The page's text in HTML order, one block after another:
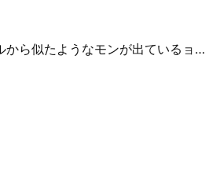
ら似たようなモンが出ているョ…